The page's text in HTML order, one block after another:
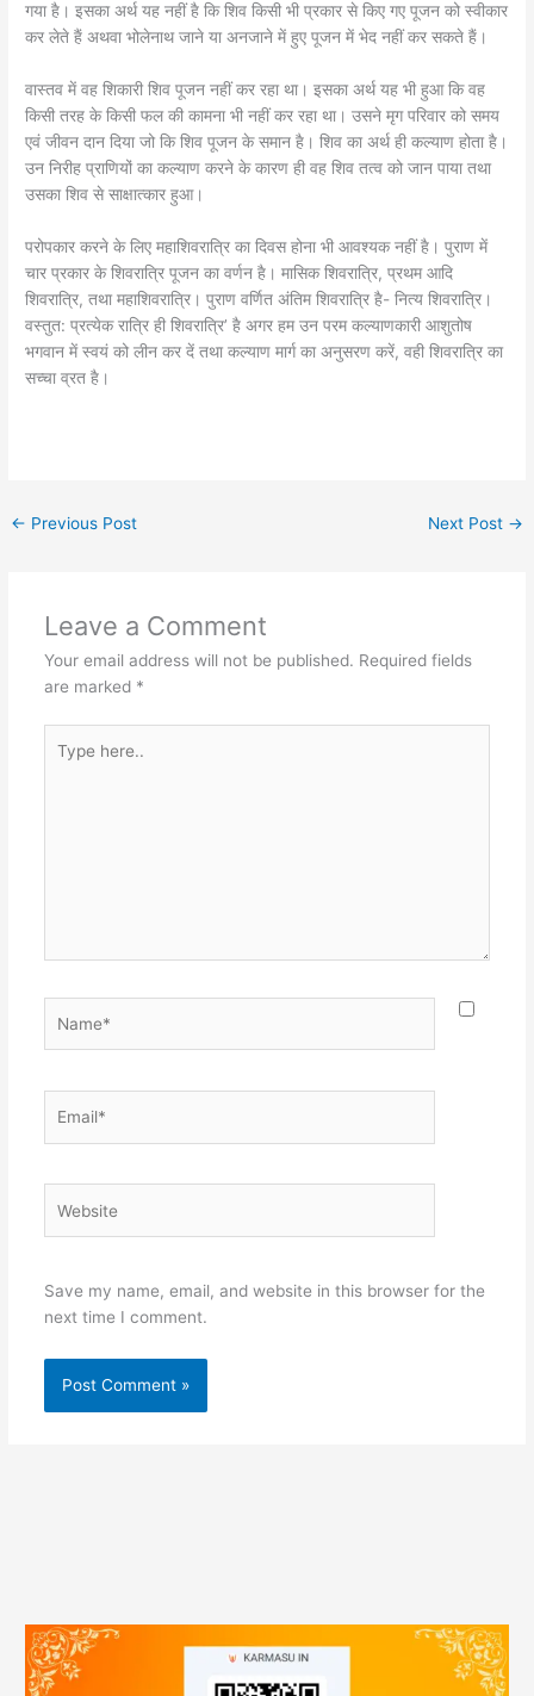
गया है। इसका अर्थ यह नहीं है कि शिव किसी भी प्रकार से किए गए पूजन को स्वीकार
कर लेते हैं अथवा भोलेनाथ जाने या अनजाने में हुए पूजन में भेद नहीं कर सकते हैं।
वास्तव में वह शिकारी शिव पूजन नहीं कर रहा था। इसका अर्थ यह भी हुआ कि वह
किसी तरह के किसी फल की कामना भी नहीं कर रहा था। उसने मृग परिवार को समय
एवं जीवन दान दिया जो कि शिव पूजन के समान है। शिव का अर्थ ही कल्याण होता है।
उन निरीह प्राणियों का कल्याण करने के कारण ही वह शिव तत्व को जान पाया तथा
उसका शिव से साक्षात्कार हुआ।
परोपकार करने के लिए महाशिवरात्रि का दिवस होना भी आवश्यक नहीं है। पुराण में
चार प्रकार के शिवरात्रि पूजन का वर्णन है। मासिक शिवरात्रि, प्रथम आदि
शिवरात्रि, तथा महाशिवरात्रि। पुराण वर्णित अंतिम शिवरात्रि है- नित्य शिवरात्रि।
वस्तुत: प्रत्येक रात्रि ही शिवरात्रि’ है अगर हम उन परम कल्याणकारी आशुतोष
भगवान में स्वयं को लीन कर दें तथा कल्याण मार्ग का अनुसरण करें, वही शिवरात्रि का
सच्चा व्रत है।
← Previous Post Next Post →
Leave a Comment
Your email address will not be published. Required fields
are marked *
here..
Save my name, email, and website in this browser for the
next time I comment.